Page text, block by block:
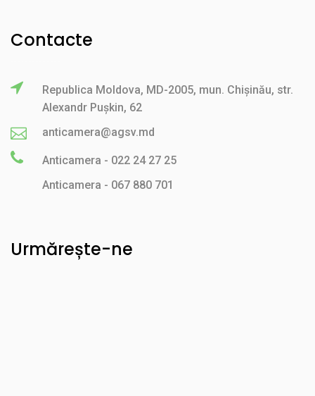
Contacte
Republica Moldova, MD-2005, mun. Chișinău, str.
Alexandr Pușkin, 62
anticamera@agsv.md
Anticamera - 022 24 27 25
Anticamera - 067 880 701
Urmărește-ne